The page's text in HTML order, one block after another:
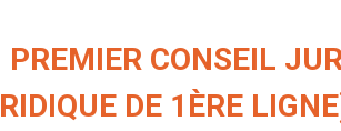
CONSEIL
DE 1ÈRE